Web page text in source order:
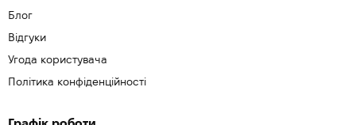
Блог
Відгуки
Угода користувача
Політика конфіденційності